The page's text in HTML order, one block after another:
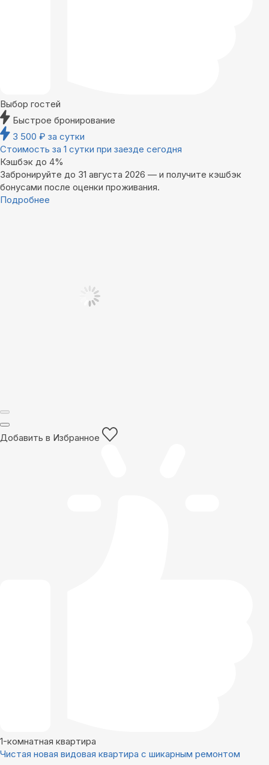
Выбор гостей
Быстрое бронирование
3 500 ₽ за сутки
Стоимость за 1 сутки при заезде сегодня
Кэшбэк до 4%
Забронируйте до 31 августа 2026 — и получите кэшбэк
бонусами после оценки проживания.
Подробнее
Добавить в Избранное
1-комнатная квартира
Чистая новая видовая квартира с шикарным ремонтом